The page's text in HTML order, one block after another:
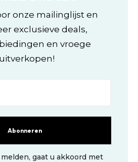
onze mailinglijst en
exclusieve deals,
en vroege
Abonneren
gaat u akkoord met